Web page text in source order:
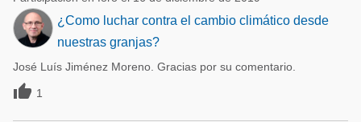
¿Como luchar contra el cambio climático desde
nuestras granjas?
José Luís Jiménez Moreno. Gracias por su comentario.
 1